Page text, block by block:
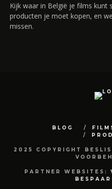
Kijk waar in België je films kunt
producten je moet kopen, en
missen.
BLOG
2025 COPYRIGHT
PARTNER WEBSITES: